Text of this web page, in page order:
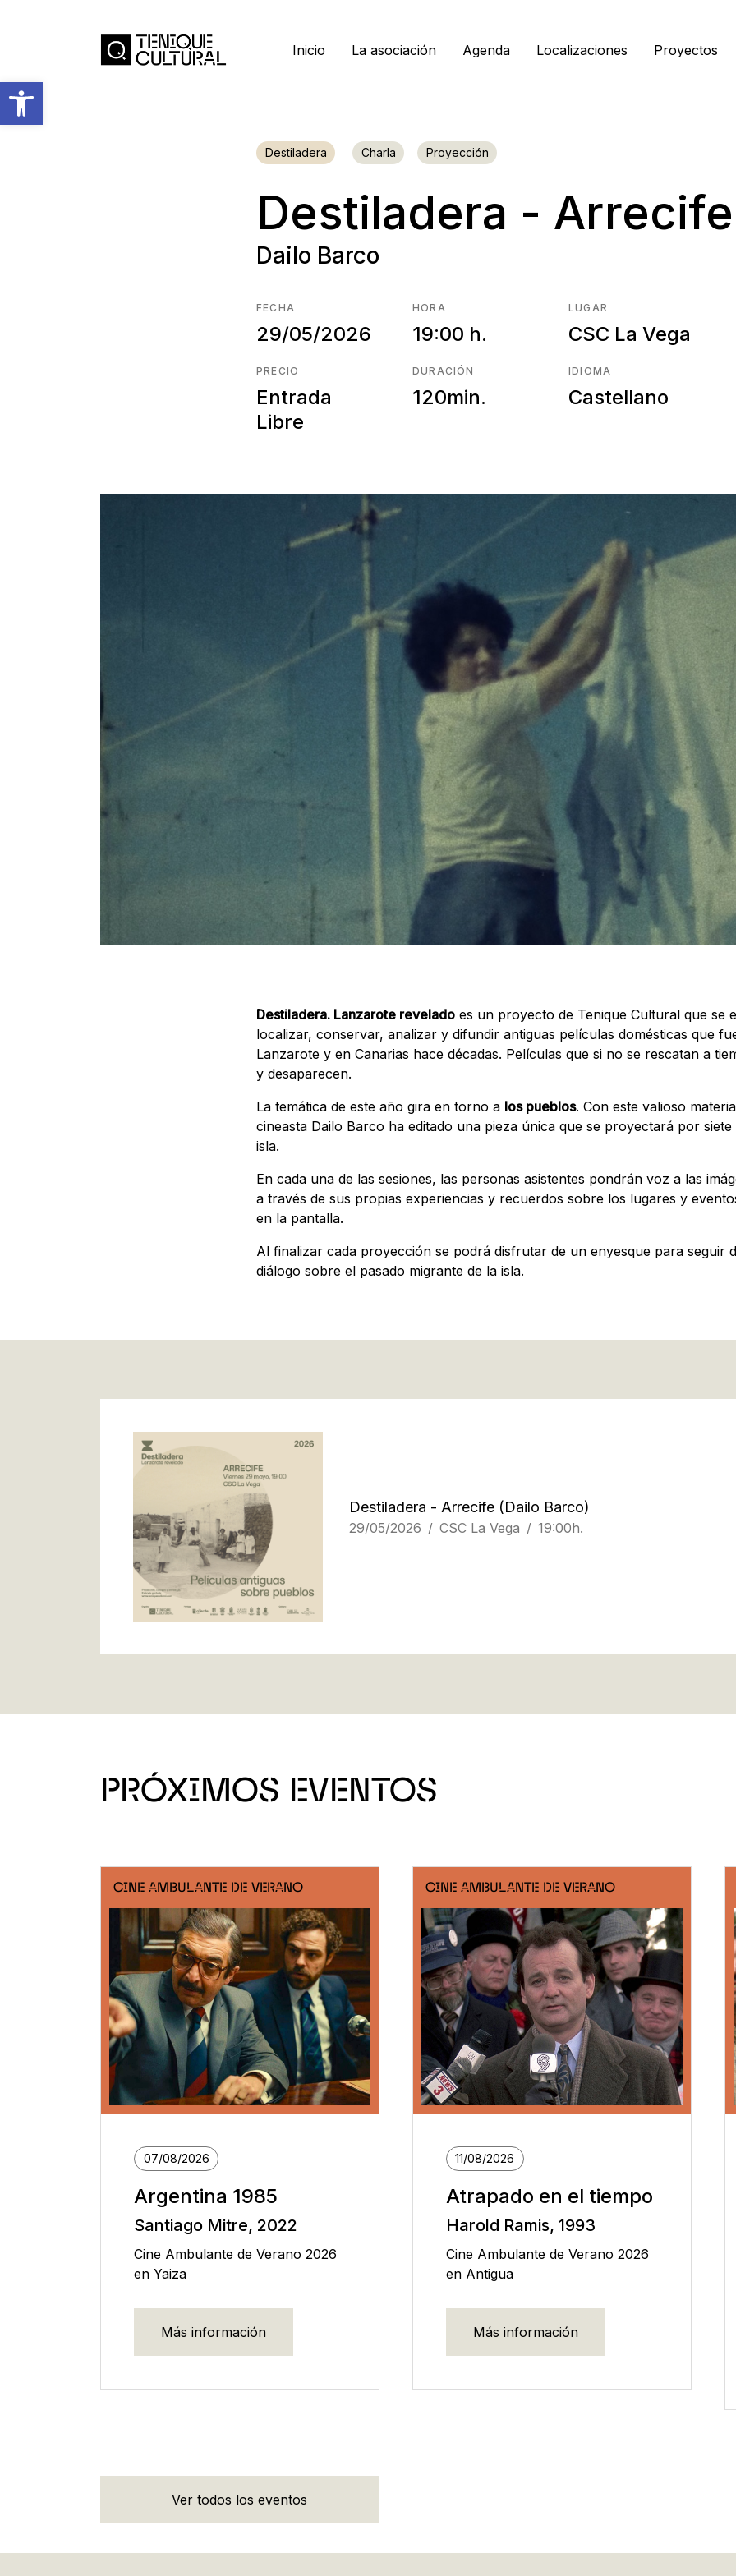
Abrir barra de herramientas
Inicio La asociación Agenda Localizaciones Proyectos
Destiladera Charla Proyección
Destiladera - Arrecife
Dailo Barco
FECHA
29/05/2026
HORA
19:00 h.
LUGAR
CSC La Vega
PRECIO
Entrada
Libre
DURACIÓN
120min.
IDIOMA
Castellano
Destiladera. Lanzarote revelado es un proyecto de Tenique Cultural que se
localizar, conservar, analizar y difundir antiguas películas domésticas que
Lanzarote y en Canarias hace décadas. Películas que si no se rescatan a
y desaparecen.
La temática de este año gira en torno a los pueblos. Con este valioso
cineasta Dailo Barco ha editado una pieza única que se proyectará por siete
isla.
En cada una de las sesiones, las personas asistentes pondrán voz a las
a través de sus propias experiencias y recuerdos sobre los lugares y
en la pantalla.
Al finalizar cada proyección se podrá disfrutar de un enyesque para seguir
diálogo sobre el pasado migrante de la isla.
Destiladera - Arrecife (Dailo Barco)
29/05/2026 CSC La Vega 19:00h.
PRÓXIMOS EVENTOS
CINE AMBULANTE DE VERANO
07/08/2026
Argentina 1985
Santiago Mitre, 2022
Cine Ambulante de Verano 2026
en Yaiza
Más información
CINE AMBULANTE DE VERANO
11/08/2026
Atrapado en el tiempo
Harold Ramis, 1993
Cine Ambulante de Verano 2026
en Antigua
Más información
Ver todos los eventos